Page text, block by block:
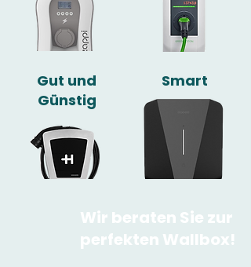
Gut und
Günstig
Smart
Wir beraten Sie zur
perfekten Wallbox!